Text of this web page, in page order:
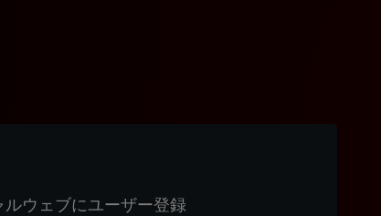
ウェブにユーザー登録